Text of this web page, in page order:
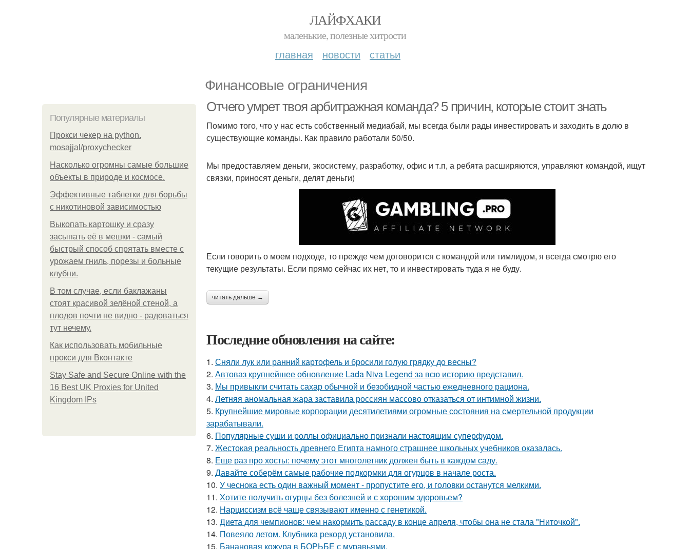
ЛАЙФХАКИ
маленькие, полезные хитрости
главная новости статьи
Финансовые ограничения
Популярные материалы
Прокси чекер на python.
mosajjal/proxychecker
Насколько огромны самые большие
объекты в природе и космосе.
Эффективные таблетки для борьбы
с никотиновой зависимостью
Выкопать картошку и сразу
засыпать её в мешки - самый
быстрый способ спрятать вместе с
урожаем гниль, порезы и больные
клубни.
В том случае, если баклажаны
стоят красивой зелёной стеной, а
плодов почти не видно - радоваться
тут нечему.
Как использовать мобильные
прокси для Вконтакте
Stay Safe and Secure Online with the
16 Best UK Proxies for United
Kingdom IPs
Отчего умрет твоя арбитражная команда? 5 причин, которые стоит знать
Помимо того, что у нас есть собственный медиабай, мы всегда были рады инвестировать и заходить в долю в
существующие команды. Как правило работали 50/50.
Мы предоставляем деньги, экосистему, разработку, офис и т.п, а ребята расширяются, управляют командой, ищут
связки, приносят деньги, делят деньги)
Если говорить о моем подходе, то прежде чем договорится с командой или тимлидом, я всегда смотрю его
текущие результаты. Если прямо сейчас их нет, то и инвестировать туда я не буду.
читать дальше →
Последние обновления на сайте:
1. Сняли лук или ранний картофель и бросили голую грядку до весны?
2. Автоваз крупнейшее обновление Lada Niva Legend за всю историю представил.
3. Мы привыкли считать сахар обычной и безобидной частью ежедневного рациона.
4. Летняя аномальная жара заставила россиян массово отказаться от интимной жизни.
5. Крупнейшие мировые корпорации десятилетиями огромные состояния на смертельной продукции
зарабатывали.
6. Популярные суши и роллы официально признали настоящим суперфудом.
7. Жестокая реальность древнего Египта намного страшнее школьных учебников оказалась.
8. Еще раз про хосты: почему этот многолетник должен быть в каждом саду.
9. Давайте соберём самые рабочие подкормки для огурцов в начале роста.
10. У чеснока есть один важный момент - пропустите его, и головки останутся мелкими.
11. Хотите получить огурцы без болезней и с хорошим здоровьем?
12. Нарциссизм всё чаще связывают именно с генетикой.
13. Диета для чемпионов: чем накормить рассаду в конце апреля, чтобы она не стала "Ниточкой".
14. Повеяло летом. Клубника рекорд установила.
15. Банановая кожура в БОРЬБЕ с муравьями.